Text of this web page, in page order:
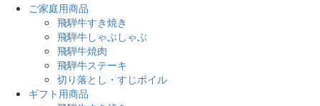
ご家庭用商品
飛騨牛すき焼き
飛騨牛しゃぶしゃぶ
飛騨牛焼肉
飛騨牛ステーキ
切り落とし・すじボイル
ギフト用商品